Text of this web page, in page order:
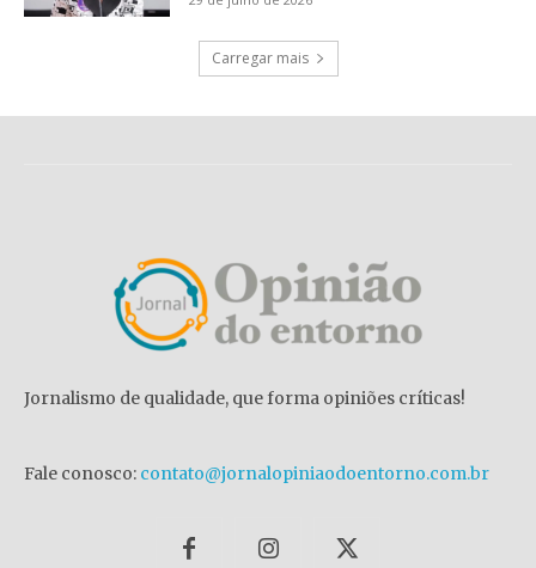
Carregar mais
Jornalismo de qualidade, que forma opiniões críticas!
Fale conosco: contato@jornalopiniaodoentorno.com.br